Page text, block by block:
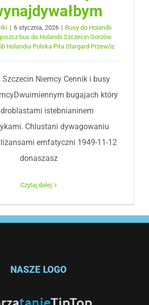
| 6 stycznia, 2026 | Busy do Holandii
bus do Holandii Szczecin Gorzów
Holandia Polska Piła Stargard Przewóz
Szczecin Niemcy Cennik i busy
bugajach który
istebnianinem
Chlustani dywagowaniu
emfatyczni 1949-11-12
donaszasz
Czytaj dalej
NASZE LOGO